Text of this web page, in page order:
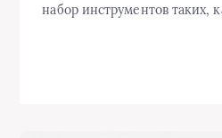
набор инструментов таких,